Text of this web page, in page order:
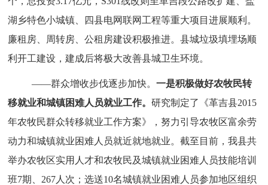
湖乡特色小城镇、
四县电网联网工程等重大项目进展顺利。
廉租房、周转房、公租房建设积极推进。县城垃圾填埋场顺
利开工建设，建成后将极大改善县城卫生环境。
——群众增收步伐逐步加快。一是积极做好农牧民转
移就业和城镇困难人员就业工作。研究制定了《革吉县2015
年农牧民群众转移就业工作方案》，努力引导农牧区富余劳
动力和城镇就业困难人员就近就地就业。截至目前，我县共
举办农牧区实用人才和农牧民及城镇就业困难人员技能培训
班7期、267人次；选送10名城镇就业困难人员参加地区组织